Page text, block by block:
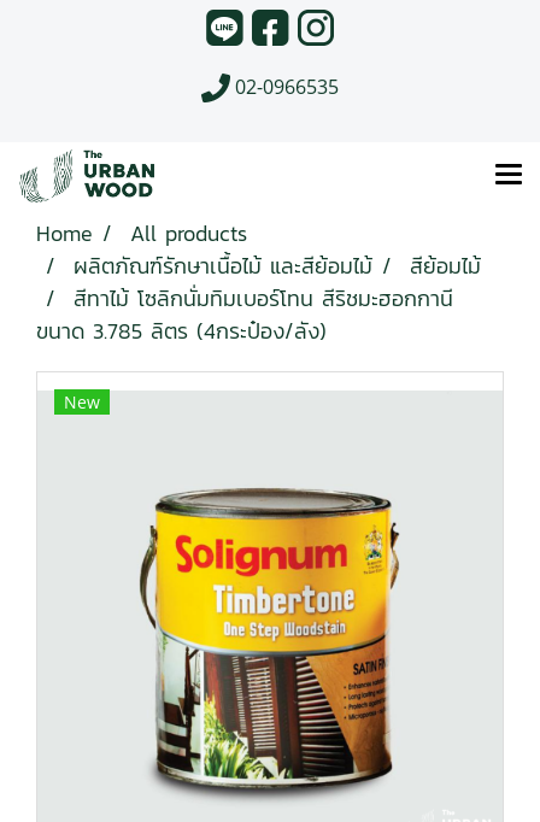
02-0966535
Home
All products
ผลิตภัณฑ์รักษาเนื้อไม้ และสีย้อมไม้
สีย้อมไม้
สีทาไม้ โซลิกนั่มทิมเบอร์โทน สีริชมะฮอกกานี
ขนาด 3.785 ลิตร (4กระป๋อง/ลัง)
New